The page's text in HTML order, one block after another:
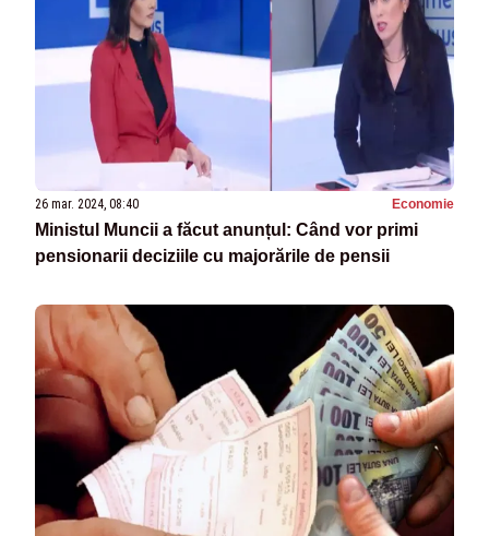
26 mar. 2024, 08:40 Economie
Ministul Muncii a făcut anunțul: Când vor primi
pensionarii deciziile cu majorările de pensii